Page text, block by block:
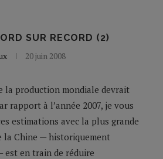
SUR RECORD (2)
20 juin 2008
la production mondiale devrait
rapport à l’année 2007, je vous
estimations avec la plus grande
la Chine — historiquement
est en train de réduire